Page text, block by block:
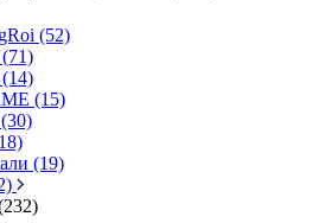
(52)
(15)
(19)